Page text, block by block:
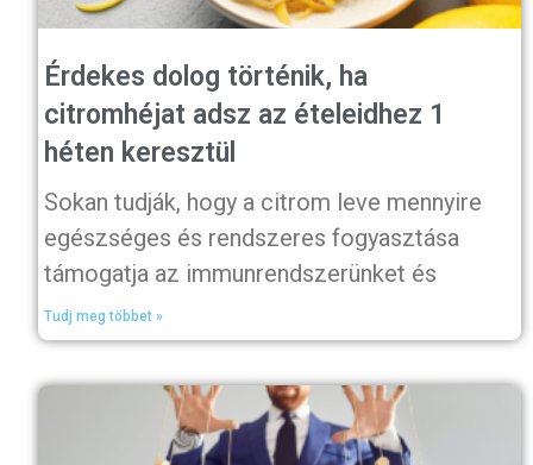
Érdekes dolog történik, ha
citromhéjat adsz az ételeidhez 1
héten keresztül
Sokan tudják, hogy a citrom leve mennyire
egészséges és rendszeres fogyasztása
támogatja az immunrendszerünket és
Tudj meg többet »